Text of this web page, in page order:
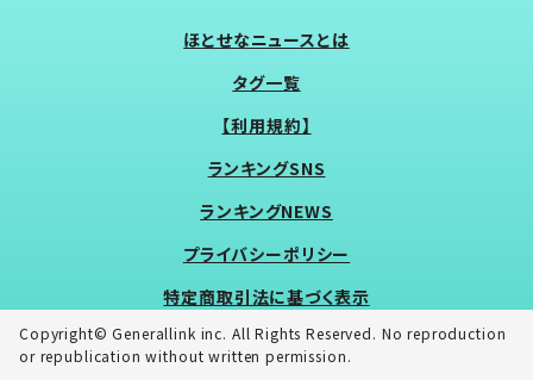
ほとせなニュースとは
タグ一覧
【利用規約】
ランキングSNS
ランキングNEWS
プライバシーポリシー
特定商取引法に基づく表示
Copyright© Generallink inc. All Rights Reserved. No reproduction
or republication without written permission.